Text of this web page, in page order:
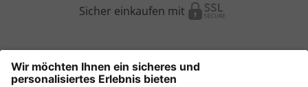
Sicher einkaufen mit
Weitere Onlineshops